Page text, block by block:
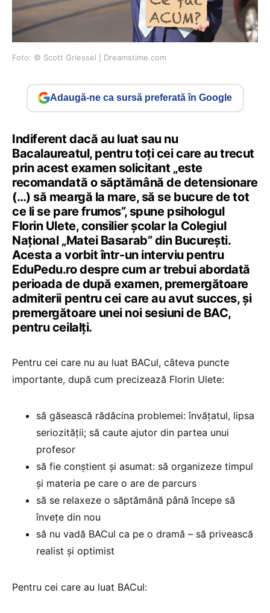
Foto: © Scott Griessel | Dreamstime.com
Adaugă-ne ca sursă preferată în Google
Indiferent dacă au luat sau nu
Bacalaureatul, pentru toți cei care au trecut
prin acest examen solicitant „este
recomandată o săptămână de detensionare
(…) să meargă la mare, să se bucure de tot
ce li se pare frumos”, spune psihologul
Florin Ulete, consilier școlar la Colegiul
Național „Matei Basarab” din București.
Acesta a vorbit într-un interviu pentru
EduPedu.ro despre cum ar trebui abordată
perioada de după examen, premergătoare
admiterii pentru cei care au avut succes, și
premergătoare unei noi sesiuni de BAC,
pentru ceilalți.
Pentru cei care nu au luat BACul, câteva puncte
importante, după cum precizează Florin Ulete:
să găsească rădăcina problemei: învățatul, lipsa
seriozității; să caute ajutor din partea unui
profesor
să fie conștient și asumat: să organizeze timpul
și materia pe care o are de parcurs
să se relaxeze o săptămână până începe să
învețe din nou
să nu vadă BACul ca pe o dramă – să privească
realist și optimist
Pentru cei care au luat BACul: